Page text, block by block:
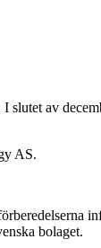
av
AS.
bolaget.